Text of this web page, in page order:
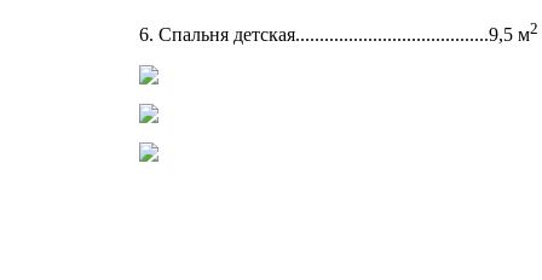
6. Спальня детская........................................9,5 м2